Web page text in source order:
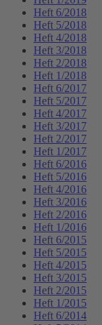
Heft 6/2018
Heft 5/2018
Heft 4/2018
Heft 3/2018
Heft 2/2018
Heft 1/2018
Heft 6/2017
Heft 5/2017
Heft 4/2017
Heft 3/2017
Heft 2/2017
Heft 1/2017
Heft 6/2016
Heft 5/2016
Heft 4/2016
Heft 3/2016
Heft 2/2016
Heft 1/2016
Heft 6/2015
Heft 5/2015
Heft 4/2015
Heft 3/2015
Heft 2/2015
Heft 1/2015
Heft 6/2014